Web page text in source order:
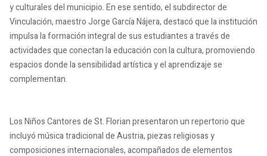
y culturales del municipio. En ese sentido, el subdirector de
Vinculación, maestro Jorge García Nájera, destacó que la institución
impulsa la formación integral de sus estudiantes a través de
actividades que conectan la educación con la cultura, promoviendo
espacios donde la sensibilidad artística y el aprendizaje se
complementan.
Los Niños Cantores de St. Florian presentaron un repertorio que
incluyó música tradicional de Austria, piezas religiosas y
composiciones internacionales, acompañados de elementos